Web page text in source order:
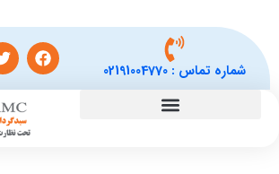
شماره تماس :02191004770